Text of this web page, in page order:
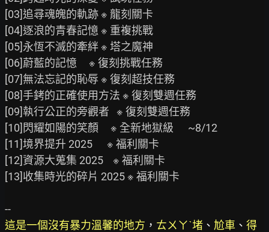
[03]追尋魂魄的軌跡 ※ 龍刻關卡
[04]逐浪的青春記憶 ※ 重複挑戰
[05]永恆不滅的牽絆 ※ 塔之魔神
[06]蔚藍的記憶     ※ 復刻挑戰任務
[07]無法忘記的恥辱 ※ 復刻超技任務
[08]手銬的正確使用方法 ※ 復刻雙週任務
[09]執行公正的旁觀者   ※ 復刻雙週任務
[10]閃耀如陽的笑顏     ※ 全新地獄級      ~8/12
[11]境界提升 2025      ※ 福利關卡
[12]資源大蒐集 2025    ※ 福利關卡
[13]收集時光的碎片 2025 ※ 福利關卡
這是一個沒有暴力溫馨的地方 ， ㄊㄨㄚˋ堵 、 尬車 、 得